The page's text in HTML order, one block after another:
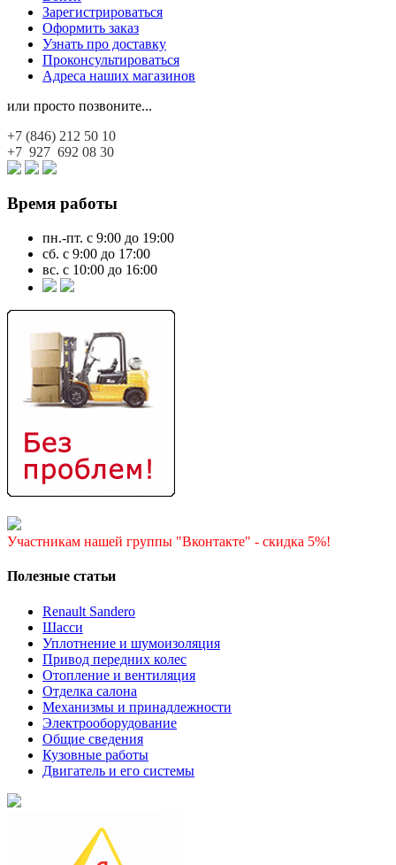
Зарегистрироваться
Оформить заказ
Узнать про доставку
Проконсультироваться
Адреса наших магазинов
или просто позвоните...
+7 (846) 212 50 10
+7 927 692 08 30
Время работы
пн.-пт. с 9:00 до 19:00
сб. с 9:00 до 17:00
вс. с 10:00 до 16:00
Участникам нашей группы "Вконтакте" - скидка 5%!
Полезные статьи
Renault Sandero
Шасси
Уплотнение и шумоизоляция
Привод передних колес
Отопление и вентиляция
Отделка салона
Механизмы и принадлежности
Электрооборудование
Общие сведения
Кузовные работы
Двигатель и его системы